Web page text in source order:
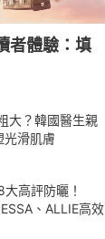
者體驗：填
大？韓國醫生親
滑肌膚
高評防曬！
、ALLIE高效